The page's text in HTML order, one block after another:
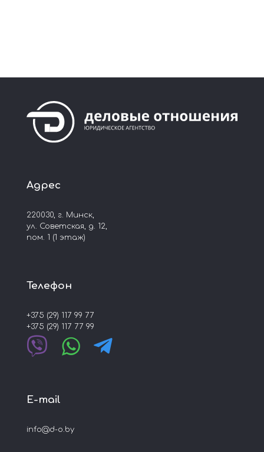
Адрес
220030, г. Минск,
ул. Советская, д. 12,
пом. 1 (1 этаж)
Телефон
+375 (29) 117 99 77
+375 (29) 117 77 99
E-mail
info@d-o.by